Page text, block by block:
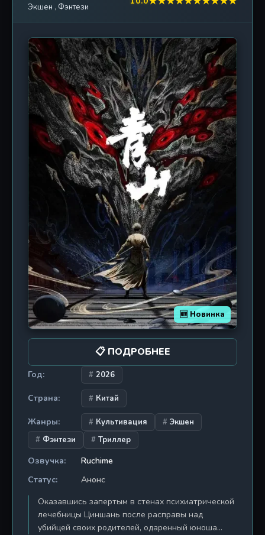
на гигантской шахматной доске судьбы. В основе
сюжета лежит рискованная сделка между
волк», узнаёт, что могущественный Килангос,
один из Семи Пиратских Адмиралов, объявился в
Бэклунде. Понимая, что в одиночку ему не
справиться с угрозой такого масштаба, он
предлагает сделку юной аристократке Одри: её
связи и разведданные в обмен на прикрытие и
помощь Таро-клуба. Истинной же целью
Алджера является сведение личных счетов — он
жаждет заполучить голову адмирала, но для
этого ему нужна не только информация, но и
благословение самого Дурака, покровителя
Клуба. Мир «Повелителя тайн» — это
стимпанковская эпоха, где таинственные
последователи и нумерологи спорят за силу, а
Секретная Полиция пытается сохранить хрупкий
порядок. Каждая из 25 минут серии наполнена
гнетущей атмосферой, заговорами и скрытыми
смыслами. Этот спэшл — не просто побочная
история, а важнейшее звено, раскрывающее
становление Таро-клуба как самостоятельной
силы. Зрители увидят закулисные интриги
аристократов, жестокие пиратские законы и
становится не просто золото, а сама жизнь.
«Добыча» — это мрачный, элегантный и
интригующий детектив в декорациях темного
фэнтези, обязательный к просмотру для всех
поклонников цикла.
Экшен , Фэнтези
🆕 Новинка
📋 ПОДРОБНЕЕ
Год: 2026
Страна: Китай
Жанры: Культивация
Экшен
Фэнтези
Триллер
Озвучка:
Ruchime
Статус:
Анонс
Оказавшись запертым в стенах психиатрической
лечебницы Циншань после расправы над
убийцей своих родителей, одаренный юноша